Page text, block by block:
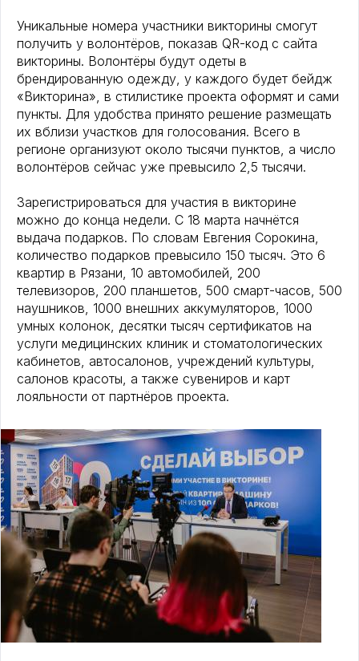
Уникальные номера участники викторины смогут
получить у волонтёров, показав QR-код с сайта
викторины. Волонтёры будут одеты в
брендированную одежду, у каждого будет бейдж
«Викторина», в стилистике проекта оформят и сами
пункты. Для удобства принято решение размещать
их вблизи участков для голосования. Всего в
регионе организуют около тысячи пунктов, а число
волонтёров сейчас уже превысило 2,5 тысячи.
Зарегистрироваться для участия в викторине
можно до конца недели. С 18 марта начнётся
выдача подарков. По словам Евгения Сорокина,
количество подарков превысило 150 тысяч. Это 6
квартир в Рязани, 10 автомобилей, 200
телевизоров, 200 планшетов, 500 смарт-часов, 500
наушников, 1000 внешних аккумуляторов, 1000
умных колонок, десятки тысяч сертификатов на
услуги медицинских клиник и стоматологических
кабинетов, автосалонов, учреждений культуры,
салонов красоты, а также сувениров и карт
лояльности от партнёров проекта.